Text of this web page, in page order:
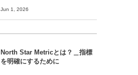
Jun 1, 2026
North Star Metricとは？＿指標
を明確にするために